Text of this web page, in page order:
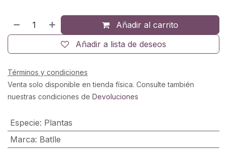
Añadir al carrito
Añadir a lista de deseos
Términos y condiciones
Venta solo disponible en tienda física. Consulte también
nuestras condiciones de Devoluciones
Especie: Plantas
Marca: Batlle